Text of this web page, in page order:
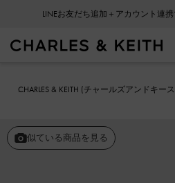
LINEお友だち追加＋アカウント連
CHARLES & KEITH (チャールズアンドキー
似ている商品を見る